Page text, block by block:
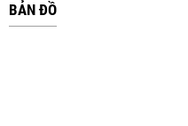
BẢN ĐỒ